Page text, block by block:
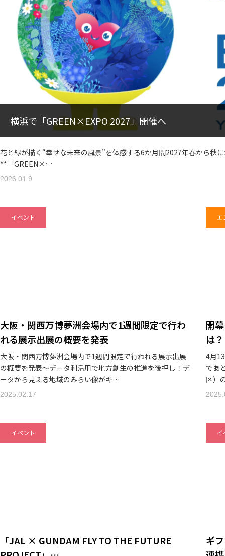
横浜で「GREEN×EXPO 2027」開催へ
花と緑が描く“幸せな未来の風景”を体感する6か月間2027年春から秋
**「GREEN×…
2026.01.9
イベント
大阪・関西万博夢洲会場内で1週間限定で行わ
れる展示出展の概要を発表
大阪・関西万博夢洲会場内で1週間限定で行われる展示出展
の概要を発表～データ利活用で地方創生の推進を後押し！デ
ータから見える地域のみらい像がキ…
2025.02.17
エ
開
は？
4月
であ
区）
イベント
「JAL × GUNDAM FLY TO THE FUTURE
イ
ギ